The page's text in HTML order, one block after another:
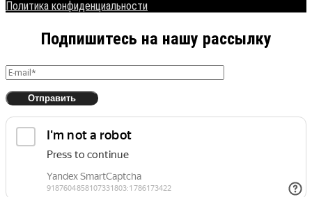
Политика конфиденциальности
Подпишитесь на нашу рассылку